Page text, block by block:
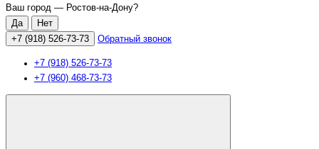
Ваш город — Ростов-на-Дону?
+7 (918) 526-73-73 Обратный звонок
+7 (918) 526-73-73
+7 (960) 468-73-73